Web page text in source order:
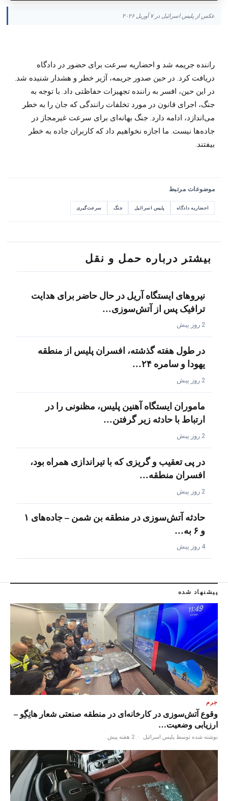
عکس از پلیس اسرائیل در ۷ آوریل ۲۰۲۶
راننده جریمه شد و احضاریه سرعت برای حضور در دادگاه
دریافت کرد. در حین صدور جریمه، آژیر خطر و هشدار شنیده شد.
در این حین، افسر به راننده تجهیزات حفاظتی داد. با توجه به
جنگ، اجرای قانون در مورد تخلفات رانندگی که جان را به خطر
می‌اندازد، ادامه دارد. جنگ بهانه‌ای برای سرعت غیرمجاز در
جاده‌ها نیست. ما اجازه نخواهیم داد که کاربران جاده به خطر
بیفتند.
موضوعات مرتبط
احضاریه دادگاه پلیس اسرائیل جنگ سرعت‌گیری
بیشتر درباره حمل و نقل
نیروهای ایستگاه آریل در حال حاضر برای هدایت
ترافیک پس از آتش‌سوزی…
2 روز پیش
در طول هفته گذشته، افسران پلیس از منطقه
یهودا و سامره ۲۴…
2 روز پیش
ماموران ایستگاه آهنین پلیس، مظنونی را در
ارتباط با حادثه زیر گرفتن…
2 روز پیش
در پی تعقیب و گریزی که با تیراندازی همراه بود،
افسران منطقه…
2 روز پیش
حادثه آتش‌سوزی در منطقه بن شمن – جاده‌های ۱
و ۶ به…
4 روز پیش
پیشنهاد شده
جرم
وقوع آتش‌سوزی در کارخانه‌ای در منطقه صنعتی شعار هانِگِو –
ارزیابی وضعیت…
نوشته شده توسط پلیس اسرائیل · 2 هفته پیش